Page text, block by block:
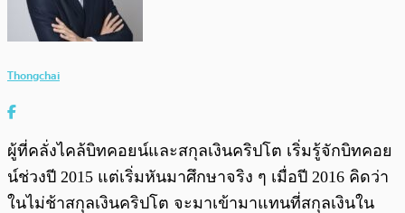
Thongchai
ผู้ที่คลั่งไคล้บิทคอยน์และสกุลเงินคริปโต เริ่มรู้จักบิทคอย
น์ช่วงปี 2015 แต่เริ่มหันมาศึกษาจริง ๆ เมื่อปี 2016 คิดว่า
ในไม่ช้าสกุลเงินคริปโต จะมาเข้ามาแทนที่สกุลเงินใน